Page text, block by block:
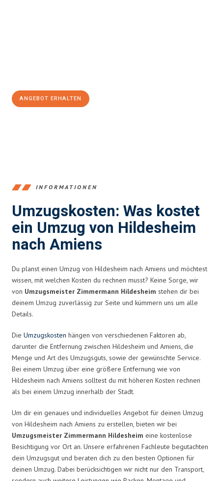
ANGEBOT ERHALTEN
INFORMATIONEN
Umzugskosten: Was kostet
ein Umzug von Hildesheim
nach Amiens
Du planst einen Umzug von Hildesheim nach Amiens und möchtest
wissen, mit welchen Kosten du rechnen musst? Keine Sorge, wir
von Umzugsmeister Zimmermann Hildesheim stehen dir bei
deinem Umzug zuverlässig zur Seite und kümmern uns um alle
Details.
Die Umzugskosten hängen von verschiedenen Faktoren ab,
darunter die Entfernung zwischen Hildesheim und Amiens, die
Menge und Art des Umzugsguts, sowie der gewünschte Service.
Bei einem Umzug über eine größere Entfernung wie von
Hildesheim nach Amiens solltest du mit höheren Kosten rechnen
als bei einem Umzug innerhalb der Stadt.
Um dir ein genaues und individuelles Angebot für deinen Umzug
von Hildesheim nach Amiens zu erstellen, bieten wir bei
Umzugsmeister Zimmermann Hildesheim eine kostenlose
Besichtigung vor Ort an. Unsere erfahrenen Fachleute begutachten
dein Umzugsgut und beraten dich zu den besten Optionen für
deinen Umzug. Dabei berücksichtigen wir nicht nur den Transport,